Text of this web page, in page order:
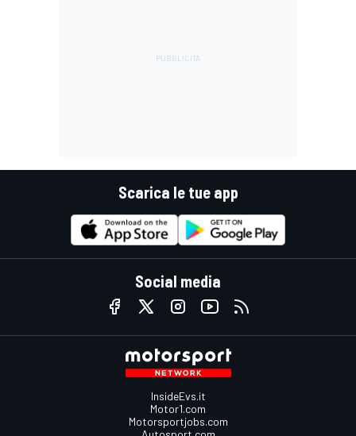
Scarica le tue app
Social media
InsideEvs.it
Motor1.com
Motorsportjobs.com